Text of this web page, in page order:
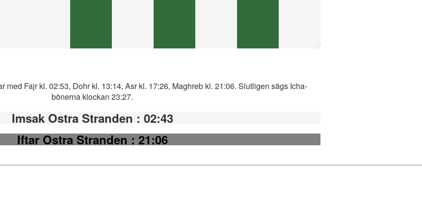
med Fajr kl. 02:53, Dohr kl. 13:14, Asr kl. 17:26, Maghreb kl. 21:06. Slutligen sägs Icha-
bönerna klockan 23:27.
Imsak Ostra Stranden : 02:43
Iftar Ostra Stranden: 21:06